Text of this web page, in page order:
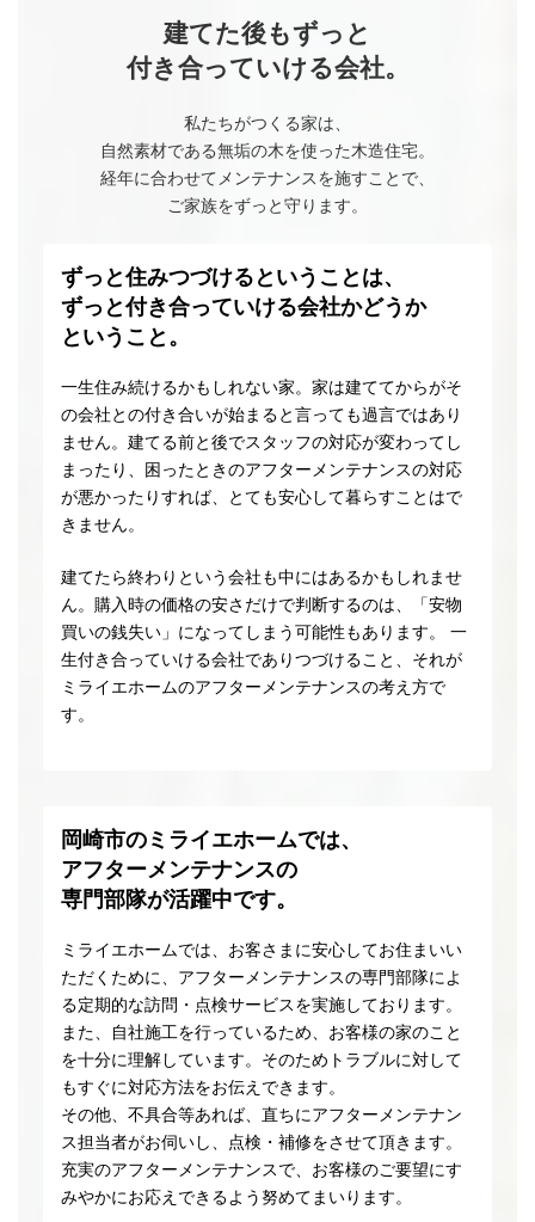
建てた後もずっと
付き合っていける会社。
私たちがつくる家は、
自然素材である無垢の木を使った木造住宅。
経年に合わせてメンテナンスを施すことで、
ご家族をずっと守ります。
ずっと住みつづけるということは、
ずっと付き合っていける会社かどうか
ということ。
一生住み続けるかもしれない家。家は建ててからがそ
の会社との付き合いが始まると言っても過言ではあり
ません。建てる前と後でスタッフの対応が変わってし
まったり、困ったときのアフターメンテナンスの対応
が悪かったりすれば、とても安心して暮らすことはで
きません。
建てたら終わりという会社も中にはあるかもしれませ
ん。購入時の価格の安さだけで判断するのは、「安物
買いの銭失い」になってしまう可能性もあります。 一
生付き合っていける会社でありつづけること、それが
ミライエホームのアフターメンテナンスの考え方で
す。
岡崎市のミライエホームでは、
アフターメンテナンスの
専門部隊が活躍中です。
ミライエホームでは、お客さまに安心してお住まいい
ただくために、アフターメンテナンスの専門部隊によ
る定期的な訪問・点検サービスを実施しております。
また、自社施工を行っているため、お客様の家のこと
を十分に理解しています。そのためトラブルに対して
もすぐに対応方法をお伝えできます。
その他、不具合等あれば、直ちにアフターメンテナン
ス担当者がお伺いし、点検・補修をさせて頂きます。
充実のアフターメンテナンスで、お客様のご要望にす
みやかにお応えできるよう努めてまいります。